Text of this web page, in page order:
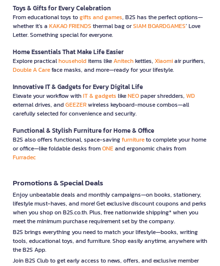
Toys & Gifts for Every Celebration
From educational toys togifts and games, B2S has the perfect options—
whether it’s a KAKAO FRIENDS thermal bag orSIAM BOARDGAMES’ Love
Letter. Something special for everyone.
Home Essentials That Make Life Easier
Explore practicalhouseholditems likeAnitechkettles, Xiaomiair purifiers,
Double A Careface masks, and more—ready for your lifestyle.
Innovative IT & Gadgets for Every Digital Life
Elevate your workflow withIT & gadgets likeNEOpaper shredders, WD
external drives, andGEEZERwireless keyboard-mouse combos—all
carefully selected for convenience and security.
Functional & Stylish Furniture for Home & Office
B2S also offers functional, space-savingfurnitureto complete your home
or office—like foldable desks fromONEand ergonomic chairs from
Furradec
Promotions & Special Deals
Enjoy unbeatable deals and monthly campaigns—on books, stationery,
lifestyle must-haves, and more! Get exclusive discount coupons and perks
when you shop on B2S.co.th. Plus, free nationwide shipping* when you
meet the minimum purchase requirement set by the company.
B2S brings everything you need to match your lifestyle—books, writing
tools, educational toys, and furniture. Shop easily anytime, anywhere with
the B2S App.
Join B2S Club to get early access to news, offers, and exclusive member